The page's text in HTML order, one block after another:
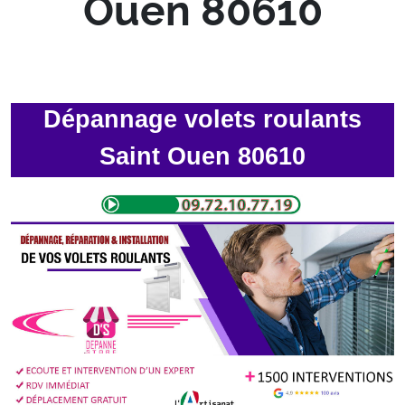
Ouen 80610
Dépannage volets roulants
Saint Ouen 80610